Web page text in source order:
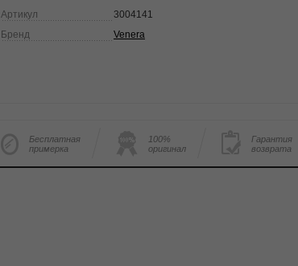
Артикул
3004141
Бренд
Venera
Бесплатная
примерка
100%
оригинал
Гарантия
возврата